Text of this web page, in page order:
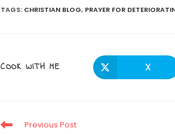
TAGS: CHRISTIAN BLOG, PRAYER FOR
COOK WITH MESHARE
Opens
in
X
Read
Previous Post